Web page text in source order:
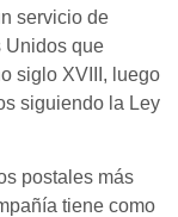
servicio de
Unidos que
siglo XVIII, luego
siguiendo la Ley
postales más
tiene como